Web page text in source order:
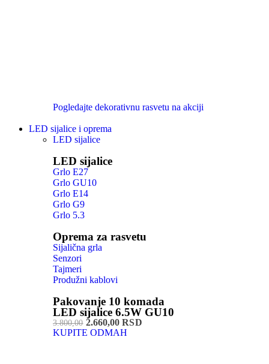
Pogledajte dekorativnu rasvetu na akciji
LED sijalice i oprema
LED sijalice
LED sijalice
Grlo E27
Grlo GU10
Grlo E14
Grlo G9
Grlo 5.3
Oprema za rasvetu
Sijalična grla
Senzori
Tajmeri
Produžni kablovi
Pakovanje 10 komada
LED sijalice 6.5W GU10
3.800,002.660,00 RSD
KUPITE ODMAH